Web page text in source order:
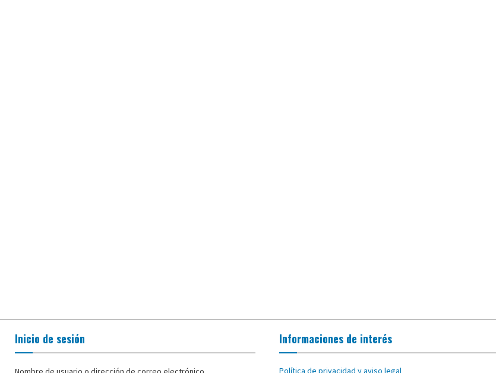
Inicio de sesión Informaciones de interés
Política de privacidad y aviso legal